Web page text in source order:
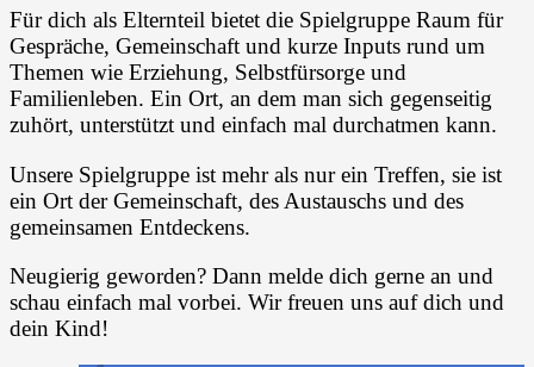
Für dich als Elternteil bietet die Spielgruppe Raum für
Gespräche, Gemeinschaft und kurze Inputs rund um
Themen wie Erziehung, Selbstfürsorge und
Familienleben. Ein Ort, an dem man sich gegenseitig
zuhört, unterstützt und einfach mal durchatmen kann.
Unsere Spielgruppe ist mehr als nur ein Treffen, sie ist
ein Ort der Gemeinschaft, des Austauschs und des
gemeinsamen Entdeckens.
Neugierig geworden? Dann melde dich gerne an und
schau einfach mal vorbei. Wir freuen uns auf dich und
dein Kind!